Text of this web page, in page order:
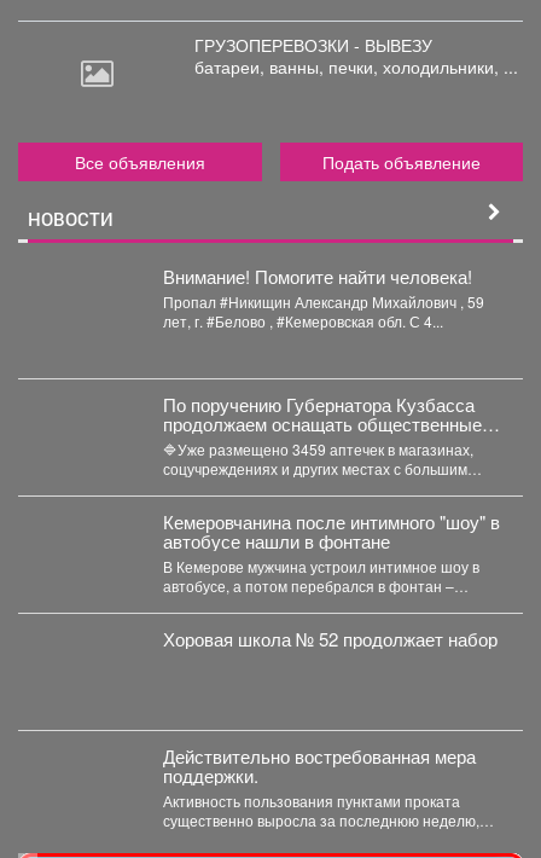
ГРУЗОПЕРЕВОЗКИ - ВЫВЕЗУ
батареи, ванны, печки, холодильники, ...
Все объявления Подать объявление
НОВОСТИ
Внимание! Помогите найти человека!
Пропал #Никищин Александр Михайлович , 59
лет, г. #Белово , #Кемеровская обл. С 4...
По поручению Губернатора Кузбасса
продолжаем оснащать общественные
пространства аптечками первой
помощи.
🔷Уже размещено 3459 аптечек в магазинах,
соцучреждениях и других местах с большим
Кемеровчанина после интимного "шоу" в
автобусе нашли в фонтане
В Кемерове мужчина устроил интимное шоу в
автобусе, а потом перебрался в фонтан –
Хоровая школа № 52 продолжает набор
Действительно востребованная мера
поддержки.
Активность пользования пунктами проката
существенно выросла за последнюю неделю,